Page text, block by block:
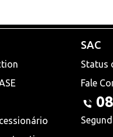
SAC
Status
Fale